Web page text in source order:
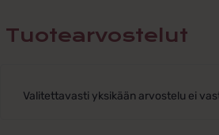
Tuotearvostelut
Valitettavasti yksikään arvostelu ei